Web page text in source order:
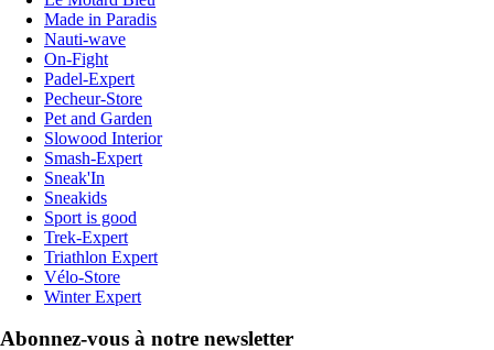
Made in Paradis
Nauti-wave
On-Fight
Padel-Expert
Pecheur-Store
Pet and Garden
Slowood Interior
Smash-Expert
Sneak'In
Sneakids
Sport is good
Trek-Expert
Triathlon Expert
Vélo-Store
Winter Expert
Abonnez-vous à notre newsletter